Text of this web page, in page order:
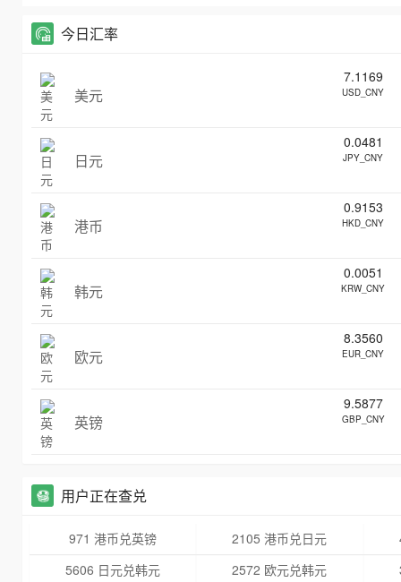
今日汇率
美元
7.1169
USD_CNY
日元
0.0481
JPY_CNY
港币
0.9153
HKD_CNY
韩元
0.0051
KRW_CNY
欧元
8.3560
EUR_CNY
英镑
9.5877
GBP_CNY
用户正在查兑
971 港币兑英镑 2105 港币兑日元
5606 日元兑韩元
2572 欧元兑韩元